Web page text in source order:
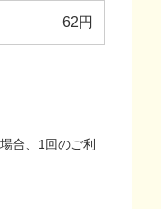
62円
合、1回のご利